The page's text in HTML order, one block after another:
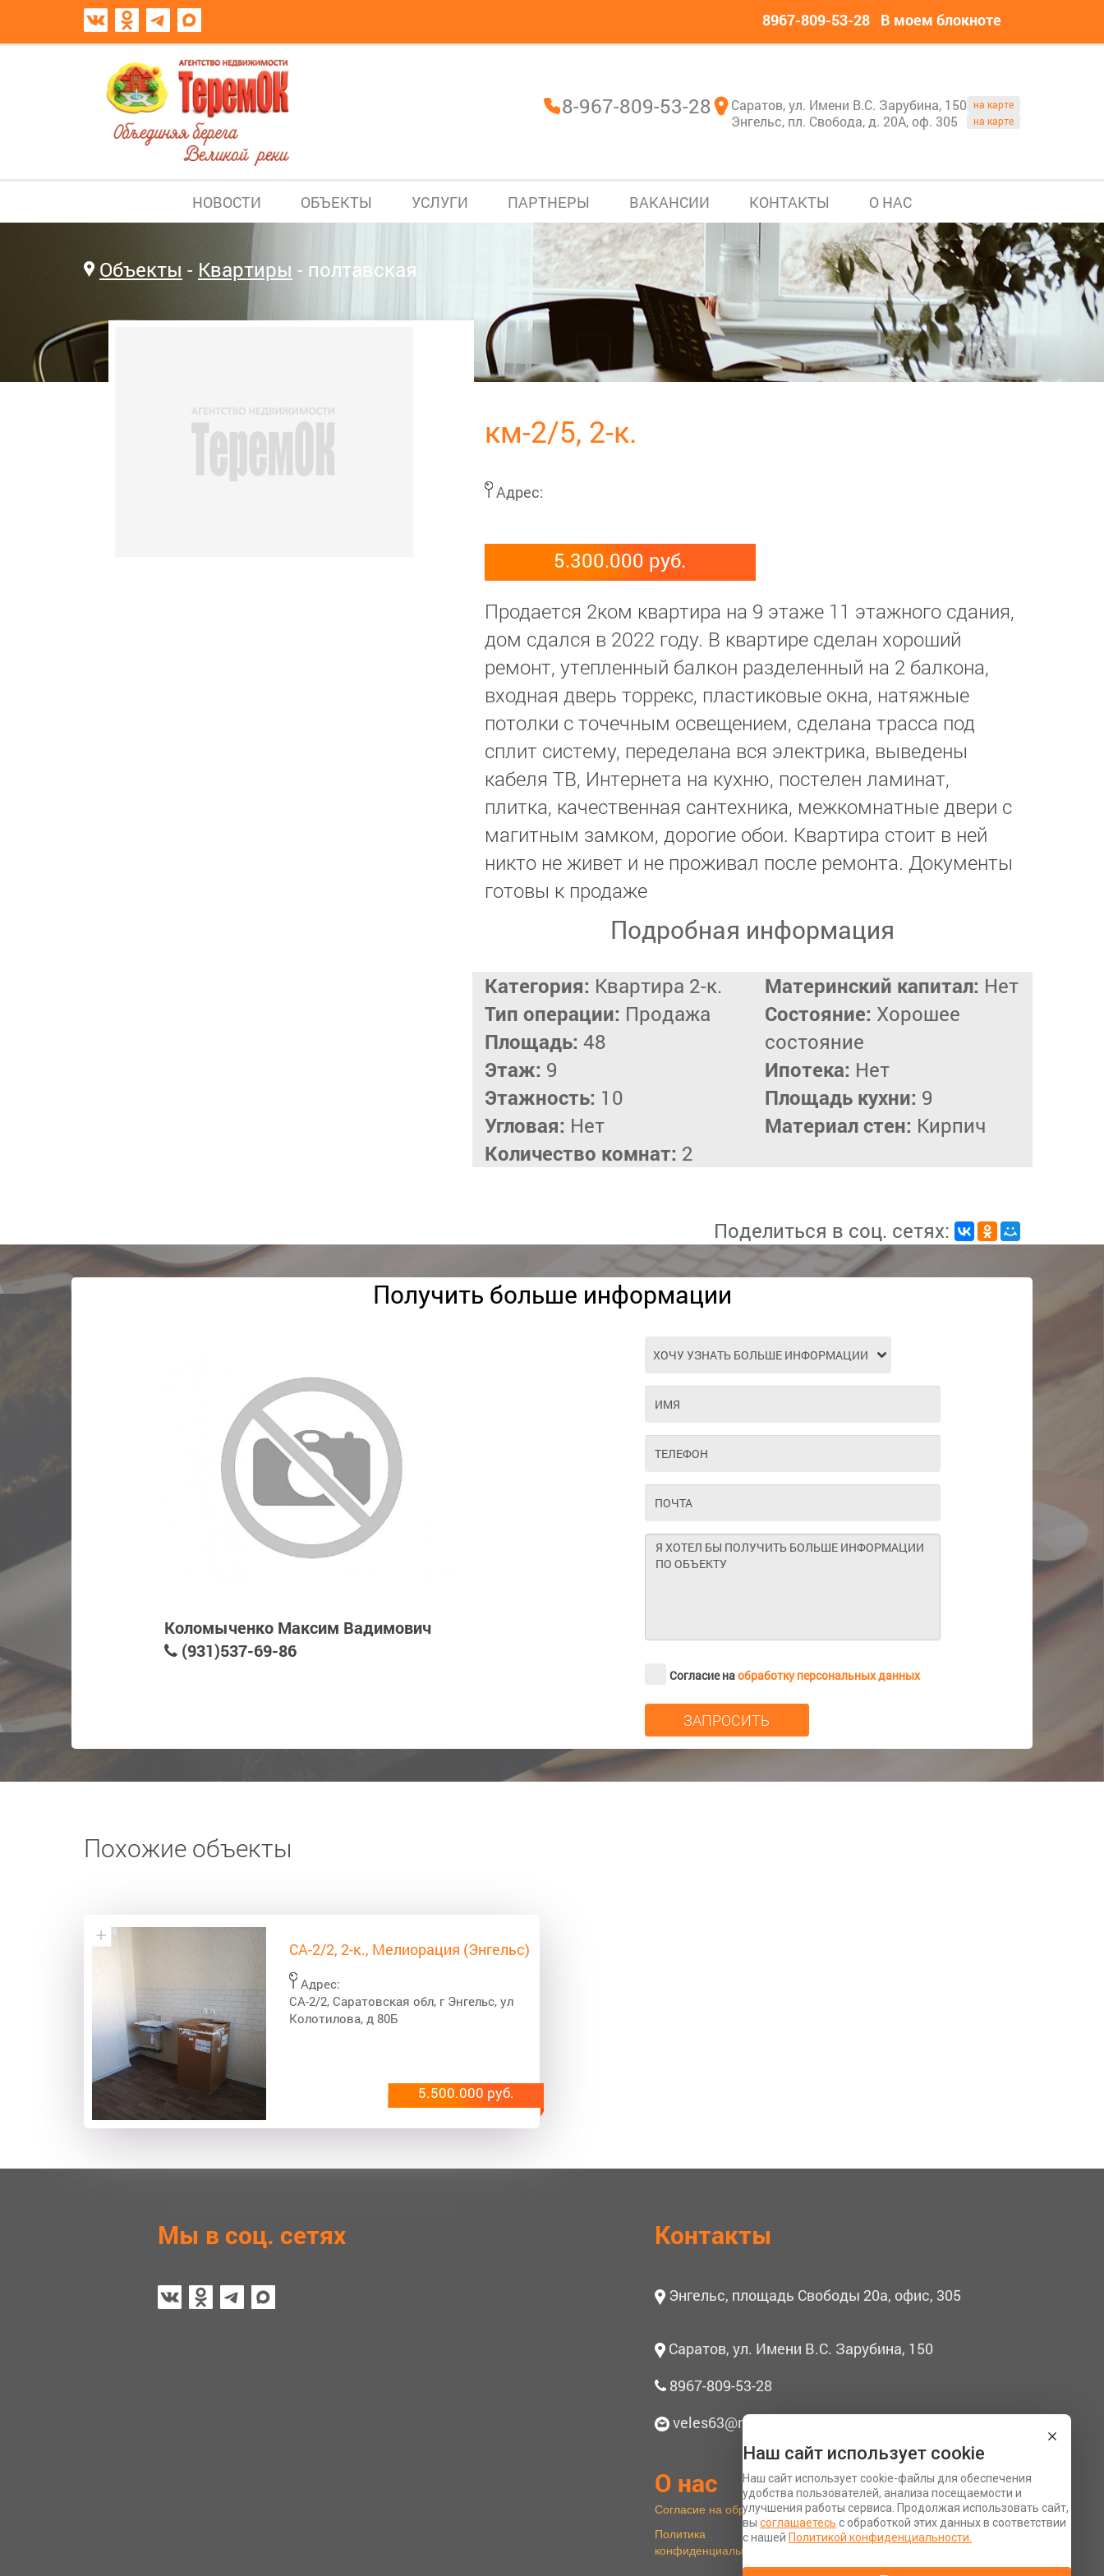
8967-809-53-28 В моем блокноте
8-967-809-53-28 Саратов, ул. Имени В.С. Зарубина, 150 на карте
Энгельс, пл. Свобода, д. 20А, оф. 305 на карте
НОВОСТИ ОБЪЕКТЫ УСЛУГИ ПАРТНЕРЫ ВАКАНСИИ КОНТАКТЫ О НАС
Объекты Квартиры полтавская
км-2/5, 2-к.
Адрес:
5.300.000 руб.
Продается 2ком квартира на 9 этаже 11 этажного сдания,
дом сдался в 2022 году. В квартире сделан хороший
ремонт, утепленный балкон разделенный на 2 балкона,
входная дверь торрекс, пластиковые окна, натяжные
потолки с точечным освещением, сделана трасса под
сплит систему, переделана вся электрика, выведены
кабеля ТВ, Интернета на кухню, постелен ламинат,
плитка, качественная сантехника, межкомнатные двери с
магитным замком, дорогие обои. Квартира стоит в ней
никто не живет и не проживал после ремонта. Документы
готовы к продаже
Подробная информация
Категория: Квартира 2-к.
Тип операции: Продажа
Площадь: 48
Этаж: 9
Этажность: 10
Угловая: Нет
Количество комнат: 2
Материнский капитал: Нет
Состояние: Хорошее
состояние
Ипотека: Нет
Площадь кухни: 9
Материал стен: Кирпич
Поделиться в соц. сетях:
Получить больше информации
Коломыченко Максим Вадимович
(931)537-69-86
Согласие наобработку персональных данных
Похожие объекты
СА-2/2, 2-к., Мелиорация (Энгельс)
Адрес:
СА-2/2, Саратовская обл, г Энгельс, ул
Колотилова, д 80Б
5.500.000 руб.
Мы в соц. сетях Контакты
Энгельс, площадь Свободы 20а, офис, 305
Саратов, ул. Имени В.С. Зарубина, 150
8967-809-53-28
veles63@mail.ru
О нас
Согласие на обработку персональных данных
Политика
конфиденциальности
Разработка сайта Space App
Наш сайт использует cookie
Наш сайт использует cookie-файлы для обеспечения
удобства пользователей, анализа посещаемости и
улучшения работы сервиса. Продолжая использовать сайт,
вы соглашаетесь с обработкой этих данных в соответствии
с нашей Политикой конфиденциальности.